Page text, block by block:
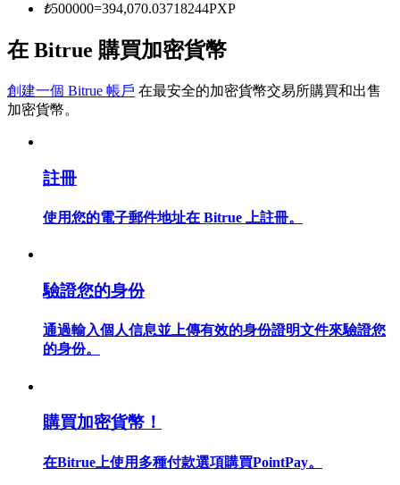
合約指南
合約功能使用指南
學習如何保持盈利
₺500000=394,070.03718244PXP
在 Bitrue 購買加密貨幣
創建一個 Bitrue 帳戶 在最安全的加密貨幣交易所購買和出售
加密貨幣。
註冊
使用您的電子郵件地址在 Bitrue 上註冊。
驗證您的身份
通過輸入個人信息並上傳有效的身份證明文件來驗證您
的身份。
購買加密貨幣！
在Bitrue上使用多種付款選項購買PointPay。